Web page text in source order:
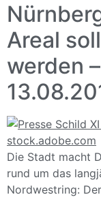
Areal
werden
Die Stadt macht
rund um das
Nordwestring: